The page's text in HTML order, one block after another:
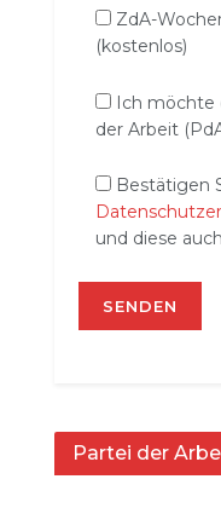
ZdA-
(kostenlos)
Ich möchte
der Arbeit
Bestätigen
und diese
Partei der